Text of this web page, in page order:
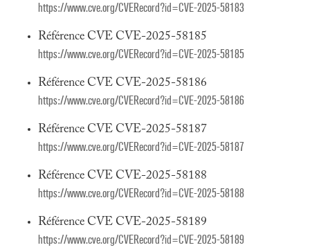
https://www.cve.org/CVERecord?id=CVE-2025-58183
Référence CVE CVE-2025-58185
https://www.cve.org/CVERecord?id=CVE-2025-58185
Référence CVE CVE-2025-58186
https://www.cve.org/CVERecord?id=CVE-2025-58186
Référence CVE CVE-2025-58187
https://www.cve.org/CVERecord?id=CVE-2025-58187
Référence CVE CVE-2025-58188
https://www.cve.org/CVERecord?id=CVE-2025-58188
Référence CVE CVE-2025-58189
https://www.cve.org/CVERecord?id=CVE-2025-58189